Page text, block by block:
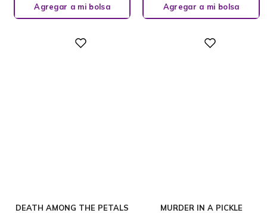
Agregar a mi bolsa Agregar a mi bolsa
DEATH AMONG THE PETALS MURDER IN A PICKLE